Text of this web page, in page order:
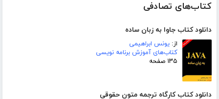
کتاب‌های تصادفی
دانلود کتاب جاوا به زبان ساده
از: یونس ابراهیمی
کتاب‌های آموزش برنامه نویسی
۱۳۵ صفحه
دانلود کتاب کارگاه ترجمه متون حقوقی